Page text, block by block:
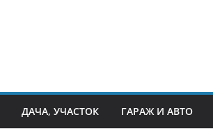
ДАЧА, УЧАСТОК ГАРАЖ И АВТО